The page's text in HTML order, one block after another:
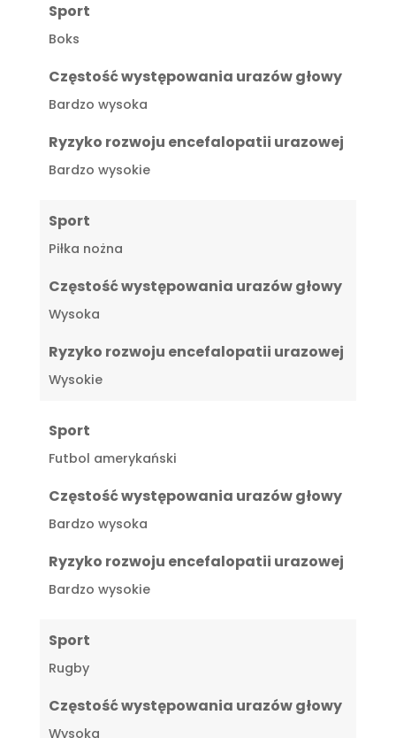
Sport
Boks
Częstość występowania urazów głowy
Bardzo wysoka
Ryzyko rozwoju encefalopatii urazowej
Bardzo wysokie
Sport
Piłka nożna
Częstość występowania urazów głowy
Wysoka
Ryzyko rozwoju encefalopatii urazowej
Wysokie
Sport
Futbol amerykański
Częstość występowania urazów głowy
Bardzo wysoka
Ryzyko rozwoju encefalopatii urazowej
Bardzo wysokie
Sport
Rugby
Częstość występowania urazów głowy
Wysoka